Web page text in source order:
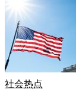
社会热点